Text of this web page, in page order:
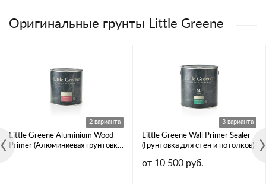
Оригинальные грунты Little Greene
2 варианта
Little Greene Aluminium Wood
Primer (Алюминиевая грунтовка
3 варианта
Little Greene Wall Primer Sealer
(Грунтовка для стен и потолков)
от 10 500 руб.